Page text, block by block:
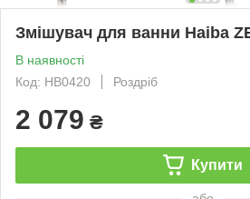
Змішувач для ванни Haiba
В наявності
Код: HB0420
Роздріб
2 079 ₴
Купити